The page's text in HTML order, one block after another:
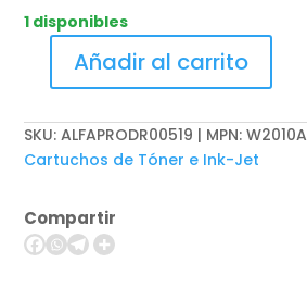
1 disponibles
659A
cantidad
Añadir al carrito
SKU:ALFAPRODR00519 | MPN: W2010A
Cartuchos de Tóner e Ink-Jet
Compartir